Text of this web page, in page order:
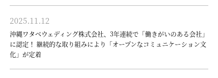
2025.11.12
沖縄ワタベウェディング株式会社、3年連続で「働きがいのある会社」
に認定！ 継続的な取り組みにより「オープンなコミュニケーション文
化」が定着